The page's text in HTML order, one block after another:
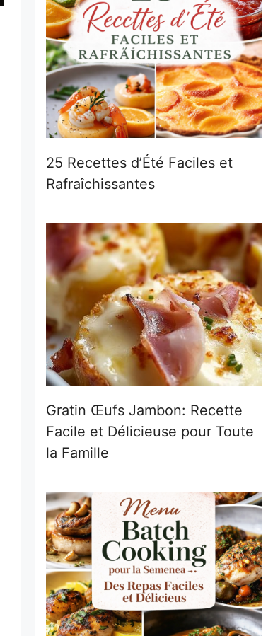
25 Recettes d’Été Faciles et
Rafraîchissantes
Gratin Œufs Jambon: Recette
Facile et Délicieuse pour Toute
la Famille